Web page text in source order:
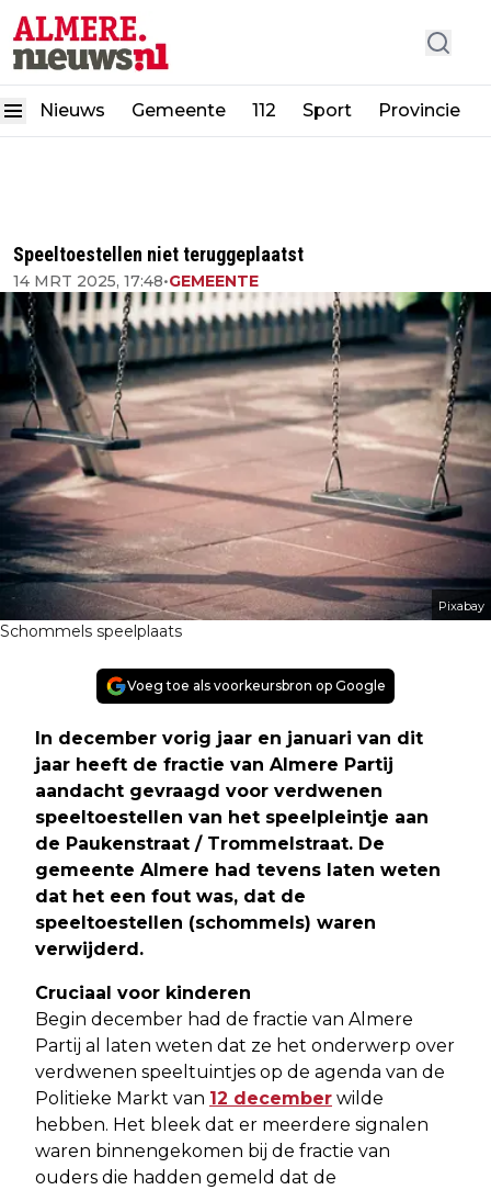
Nieuws Gemeente 112 Sport Provincie
Speeltoestellen niet teruggeplaatst
14 MRT 2025, 17:48•GEMEENTE
Pixabay
Schommels speelplaats
Voeg toe als voorkeursbron op Google
In december vorig jaar en januari van dit
jaar heeft de fractie van Almere Partij
aandacht gevraagd voor verdwenen
speeltoestellen van het speelpleintje aan
de Paukenstraat / Trommelstraat. De
gemeente Almere had tevens laten weten
dat het een fout was, dat de
speeltoestellen (schommels) waren
verwijderd.
Cruciaal voor kinderen
Begin december had de fractie van Almere
Partij al laten weten dat ze het onderwerp over
verdwenen speeltuintjes op de agenda van de
Politieke Markt van 12 december wilde
hebben. Het bleek dat er meerdere signalen
waren binnengekomen bij de fractie van
ouders die hadden gemeld dat de